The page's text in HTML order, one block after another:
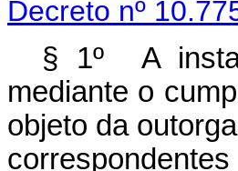
Decreto nº
§ 1º A
mediante o
objeto da